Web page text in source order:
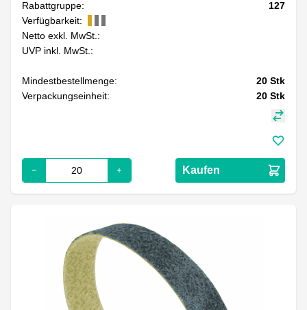
Rabattgruppe:
127
Verfügbarkeit:
Netto exkl. MwSt.:
UVP inkl. MwSt.:
Mindestbestellmenge: 20 Stk
Verpackungseinheit:
20 Stk
Kaufen